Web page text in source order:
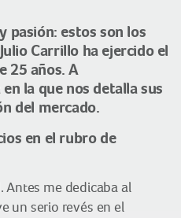
pasión: estos son los
Carrillo ha ejercido el
25 años. A
la que nos detalla sus
del mercado.
en el rubro de
Antes me dedicaba al
un serio revés en el